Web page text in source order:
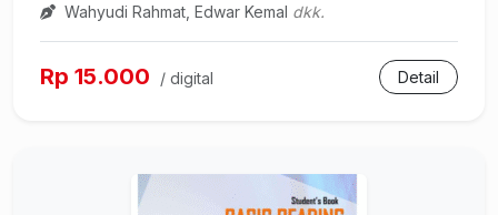
Wahyudi Rahmat, Edwar Kemal dkk.
Rp 15.000 / digital Detail